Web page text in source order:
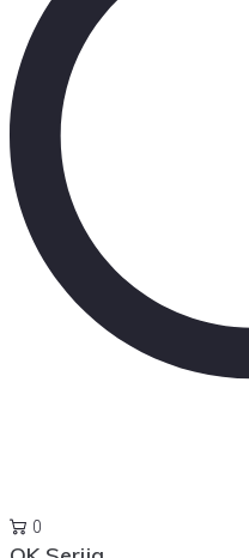
0